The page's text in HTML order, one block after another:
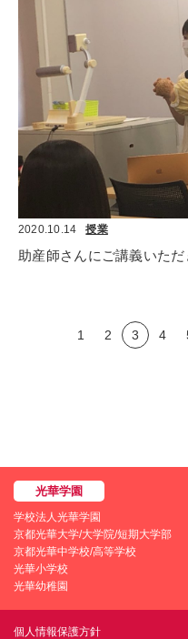
2020.10.14 授業
助産師さんにご講義いただ
1 2 3 4
学校法人光華学園
京都光華大学/大学院/短期大学部
京都光華中学校/高等学校
光華小学校
光華幼稚園
個人情報保護方針